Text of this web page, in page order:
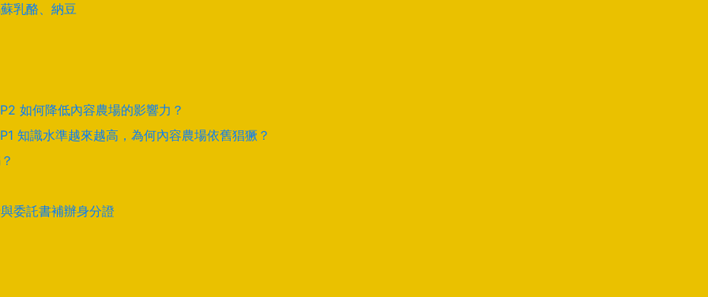
乳酪、納豆
如何降低內容農場的影響力？
知識水準越來越高，為何內容農場依舊猖獗？
委託書補辦身分證